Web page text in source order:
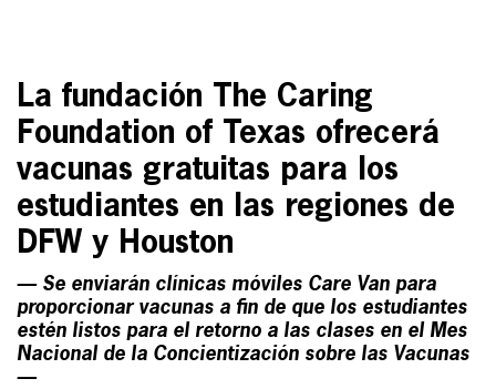
La fundación The Caring
Foundation of Texas ofrecerá
vacunas gratuitas para los
estudiantes en las regiones de
DFW y Houston
— Se enviarán clínicas móviles Care Van para
proporcionar vacunas a fin de que los estudiantes
estén listos para el retorno a las clases en el Mes
Nacional de la Concientización sobre las Vacunas
—